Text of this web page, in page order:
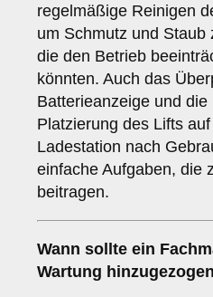
regelmäßige Reinigen
um Schmutz und Staub
die den Betrieb
könnten. Auch das
Batterieanzeige und die
Platzierung des Lifts
Ladestation nach
einfache Aufgaben, die
beitragen.
Wann sollte ein
Wartung